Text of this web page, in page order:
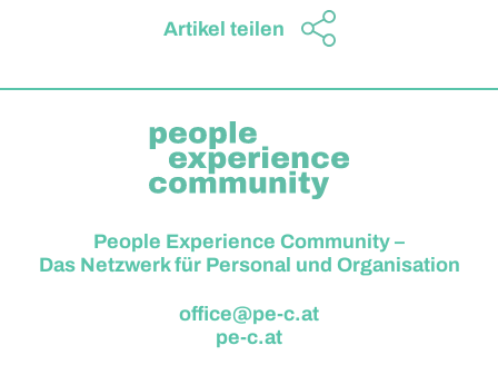
Artikel teilen
People Experience Community –
Das Netzwerk für Personal und Organisation
office@pe-c.at
pe-c.at